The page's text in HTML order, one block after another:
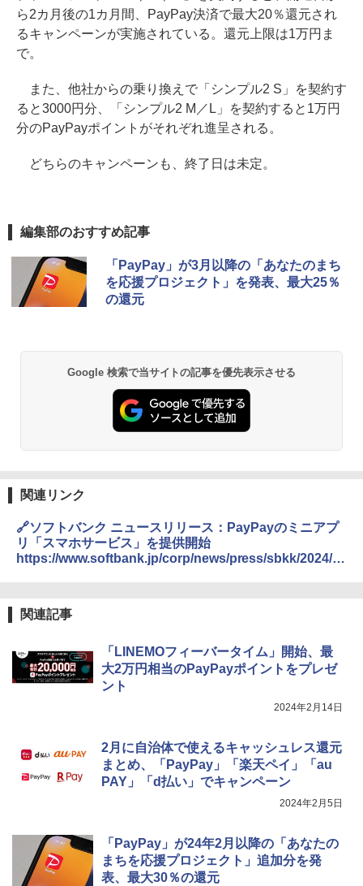
ら2カ月後の1カ月間、PayPay決済で最大20％還元され
るキャンペーンが実施されている。還元上限は1万円ま
で。
また、他社からの乗り換えで「シンプル2 S」を契約す
ると3000円分、「シンプル2 M／L」を契約すると1万円
分のPayPayポイントがそれぞれ進呈される。
どちらのキャンペーンも、終了日は未定。
編集部のおすすめ記事
「PayPay」が3月以降の「あなたのまち
を応援プロジェクト」を発表、最大25％
の還元
Google 検索で当サイトの記事を優先表示させる
関連リンク
🔗ソフトバンク ニュースリリース：PayPayのミニアプ
リ「スマホサービス」を提供開始
https://www.softbank.jp/corp/news/press/sbkk/2024/2
関連記事
「LINEMOフィーバータイム」開始、最
大2万円相当のPayPayポイントをプレゼ
ント
2024年2月14日
2月に自治体で使えるキャッシュレス還元
まとめ、「PayPay」「楽天ペイ」「au
PAY」「d払い」でキャンペーン
2024年2月5日
「PayPay」が24年2月以降の「あなたの
まちを応援プロジェクト」追加分を発
表、最大30％の還元